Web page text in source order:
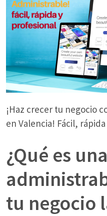
¡Haz crecer tu negocio
en Valencia! Fácil,
¿Qué es
tu negocio